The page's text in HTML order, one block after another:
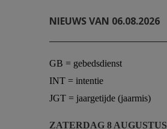
NIEUWS VAN 06.08.2026
GB = gebedsdienst
INT = intentie
JGT = jaargetijde (jaarmis)
ZATERDAG 8 AUGUSTUS